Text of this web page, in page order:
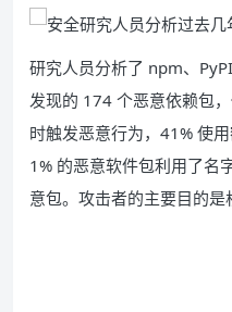
研究人员分析了 npm、
发现的 174 个恶意依赖包
时触发恶意行为，41% 使
1% 的恶意软件包利用了名
意包。攻击者的主要目的是